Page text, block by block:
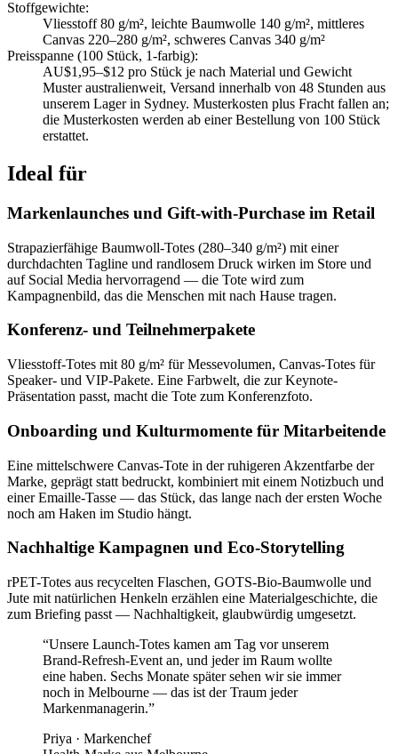
Stoffgewichte:
Vliesstoff 80 g/m², leichte Baumwolle 140 g/m², mittleres
Canvas 220–280 g/m², schweres Canvas 340 g/m²
Preisspanne (100 Stück, 1-farbig):
AU$1,95–$12 pro Stück je nach Material und Gewicht
Muster australienweit, Versand innerhalb von 48 Stunden aus
unserem Lager in Sydney. Musterkosten plus Fracht fallen an;
die Musterkosten werden ab einer Bestellung von 100 Stück
erstattet.
Ideal für
Markenlaunches und Gift-with-Purchase im Retail
Strapazierfähige Baumwoll-Totes (280–340 g/m²) mit einer
durchdachten Tagline und randlosem Druck wirken im Store und
auf Social Media hervorragend — die Tote wird zum
Kampagnenbild, das die Menschen mit nach Hause tragen.
Konferenz- und Teilnehmerpakete
Vliesstoff-Totes mit 80 g/m² für Messevolumen, Canvas-Totes für
Speaker- und VIP-Pakete. Eine Farbwelt, die zur Keynote-
Präsentation passt, macht die Tote zum Konferenzfoto.
Onboarding und Kulturmomente für Mitarbeitende
Eine mittelschwere Canvas-Tote in der ruhigeren Akzentfarbe der
Marke, geprägt statt bedruckt, kombiniert mit einem Notizbuch und
einer Emaille-Tasse — das Stück, das lange nach der ersten Woche
noch am Haken im Studio hängt.
Nachhaltige Kampagnen und Eco-Storytelling
rPET-Totes aus recycelten Flaschen, GOTS-Bio-Baumwolle und
Jute mit natürlichen Henkeln erzählen eine Materialgeschichte, die
zum Briefing passt — Nachhaltigkeit, glaubwürdig umgesetzt.
“Unsere Launch-Totes kamen am Tag vor unserem
Brand-Refresh-Event an, und jeder im Raum wollte
eine haben. Sechs Monate später sehen wir sie immer
noch in Melbourne — das ist der Traum jeder
Markenmanagerin.”
Priya · Markenchef